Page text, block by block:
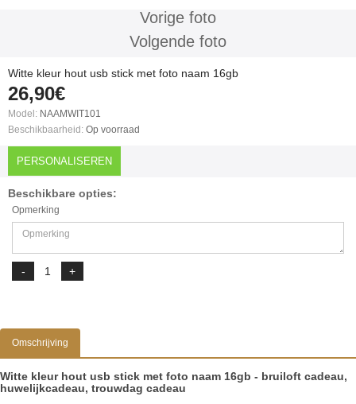
Vorige foto
Volgende foto
Witte kleur hout usb stick met foto naam 16gb
26,90€
Model: NAAMWIT101
Beschikbaarheid: Op voorraad
PERSONALISEREN
Beschikbare opties:
Opmerking
Omschrijving
Witte kleur hout usb stick met foto naam 16gb - bruiloft cadeau,
huwelijkcadeau, trouwdag cadeau